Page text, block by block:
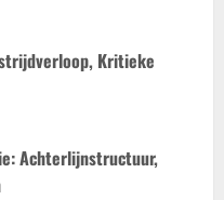
Kritieke
Achterlijnstructuur,